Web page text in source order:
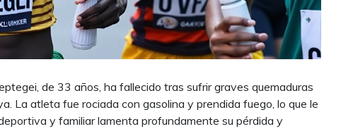
de 33 años, ha fallecido tras sufrir graves quemaduras
La atleta fue rociada con gasolina y prendida fuego, lo que le
y familiar lamenta profundamente su pérdida y